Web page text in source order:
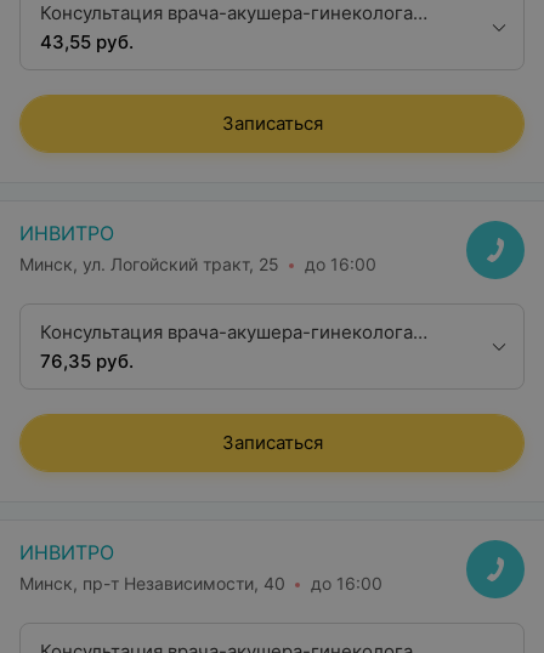
Консультация врача-акушера-гинеколога
второй квалификационной категории
43,55 руб.
Записаться
ИНВИТРО
Минск, ул. Логойский тракт, 25 до 16:00
Консультация врача-акушера-гинеколога
высшей категории с УЗ-исследованием в
76,35 руб.
Записаться
ИНВИТРО
Минск, пр-т Независимости, 40 до 16:00